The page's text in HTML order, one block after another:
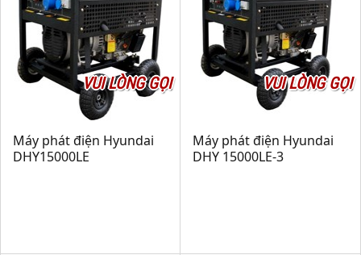
VUI LÒNG GỌI
Máy phát điện Hyundai
DHY15000LE
VUI LÒNG GỌI
Máy phát điện Hyundai
DHY 15000LE-3